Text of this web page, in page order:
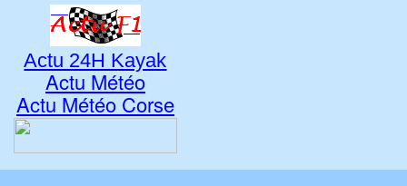
Actu 24H Kayak
Actu Météo
Actu Météo Corse